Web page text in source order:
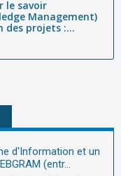
le savoir
Management)
des projets :...
d'Information et un
(entr...